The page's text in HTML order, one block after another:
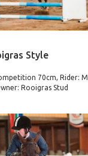
Style
70cm, Rider: M.
Rooigras Stud